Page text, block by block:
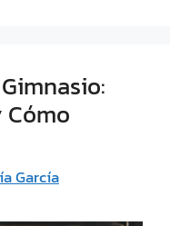
Cómo
García